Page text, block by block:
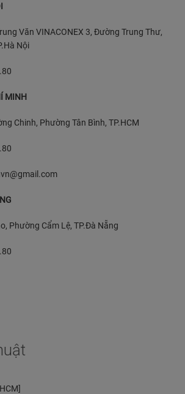
Văn VINACONEX 3, Đường Trung Thư,
Nội
MINH
Chinh, Phường Tân Bình, TP.HCM
Phường Cẩm Lệ, TP.Đà Nẵng